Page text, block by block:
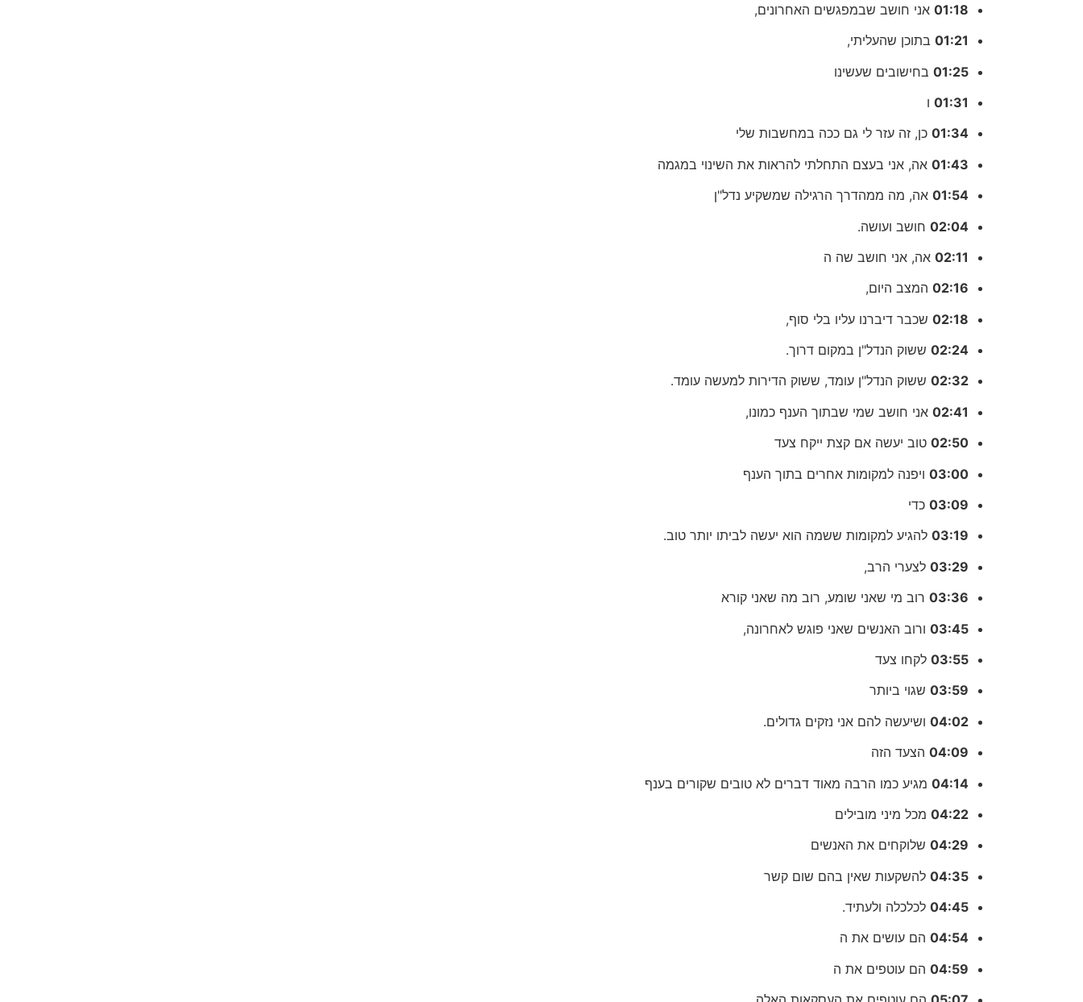
01:18 אני חושב שבמפגשים האחרונים,
01:21 בתוכן שהעליתי,
01:25 בחישובים שעשינו
01:31 ו
01:34 כן, זה עזר לי גם ככה במחשבות שלי
01:43 אה, אני בעצם התחלתי להראות את השינוי במגמה
01:54 אה, מה ממהדרך הרגילה שמשקיע נדל"ן
02:04 חושב ועושה.
02:11 אה, אני חושב שה ה
02:16 המצב היום,
02:18 שכבר דיברנו עליו בלי סוף,
02:24 ששוק הנדל"ן במקום דרוך.
02:32 ששוק הנדל"ן עומד, ששוק הדירות למעשה עומד.
02:41 אני חושב שמי שבתוך הענף כמונו,
02:50 טוב יעשה אם קצת ייקח צעד
03:00 ויפנה למקומות אחרים בתוך הענף
03:09 כדי
03:19 להגיע למקומות ששמה הוא יעשה לביתו יותר טוב.
03:29 לצערי הרב,
03:36 רוב מי שאני שומע, רוב מה שאני קורא
03:45 ורוב האנשים שאני פוגש לאחרונה,
03:55 לקחו צעד
03:59 שגוי ביותר
04:02 ושיעשה להם אני נזקים גדולים.
04:09 הצעד הזה
04:14 מגיע כמו הרבה מאוד דברים לא טובים שקורים בענף
04:22 מכל מיני מובילים
04:29 שלוקחים את האנשים
04:35 להשקעות שאין בהם שום קשר
04:45 לכלכלה ולעתיד.
04:54 הם עושים את ה
04:59 הם עוטפים את ה